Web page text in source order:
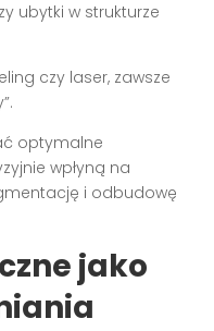
ubytki w strukturze
czy laser, zawsze
optymalne
wpłyną na
i odbudowę
jako